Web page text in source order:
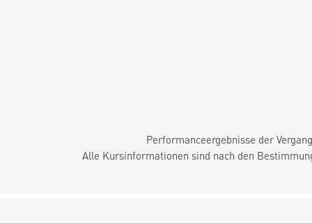
Performanceergebnisse der
Alle Kursinformationen sind nach den